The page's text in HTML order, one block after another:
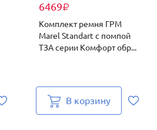
6469₽
Комплект ремня ГРМ
Marel Standart с помпой
ТЗА серии Комфорт обр...
В корзину